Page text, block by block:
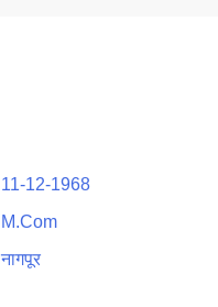
11-12-1968
M.Com
नागपूर